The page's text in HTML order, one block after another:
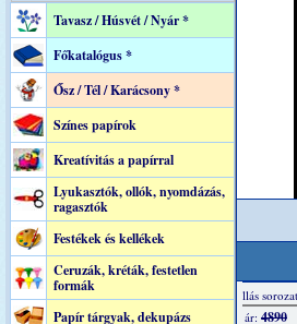
Tavasz / Húsvét / Nyár *
Főkatalógus *
Ősz / Tél / Karácsony *
Színes papírok
Kreatívitás a papírral
Lyukasztók, ollók, nyomdázás,
ragasztók
Festékek és kellékek
Ceruzák, kréták, festetlen
formák
Papír tárgyak, dekupázs